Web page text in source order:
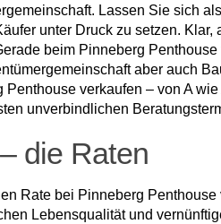
Lassen Sie sich
unter Druck zu setzen.
beim Pinneberg
aber auch
verkaufen – von A
unverbindlichen
die Raten
Rate bei Pinneberg
Lebensqualität und